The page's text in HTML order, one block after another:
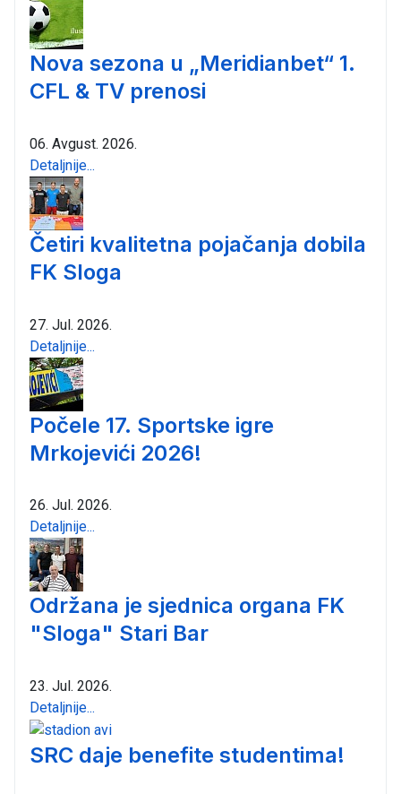
Nova sezona u „Meridianbet“ 1.
CFL & TV prenosi
06. Avgust. 2026.
Detaljnije...
Četiri kvalitetna pojačanja dobila
FK Sloga
27. Jul. 2026.
Detaljnije...
Počele 17. Sportske igre
Mrkojevići 2026!
26. Jul. 2026.
Detaljnije...
Održana je sjednica organa FK
"Sloga" Stari Bar
23. Jul. 2026.
Detaljnije...
SRC daje benefite studentima!